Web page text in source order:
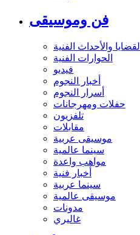
فن وموسيقى
القضايا والأحداث الفنية
الحوارات الفنية
فيديو
أخبار النجوم
أسرار النجوم
حفلات ومهرجانات
تلفزيون
مقابلات
موسيقى عربية
سينما عالمية
مواهب واعدة
أخبار فنية
سينما عربية
موسيقى عالمية
مدونات
غاليري